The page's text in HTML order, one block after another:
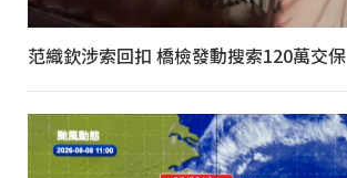
范織欽涉索回扣 橋檢發動搜索120萬交保